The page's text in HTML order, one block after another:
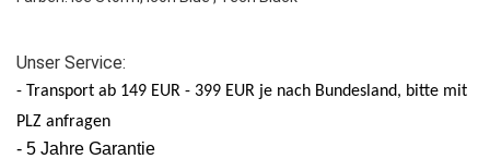
Unser Service:
- Transport ab 149 EUR - 399 EUR je nach Bundesland, bitte mit
PLZ anfragen
- 5 Jahre Garantie